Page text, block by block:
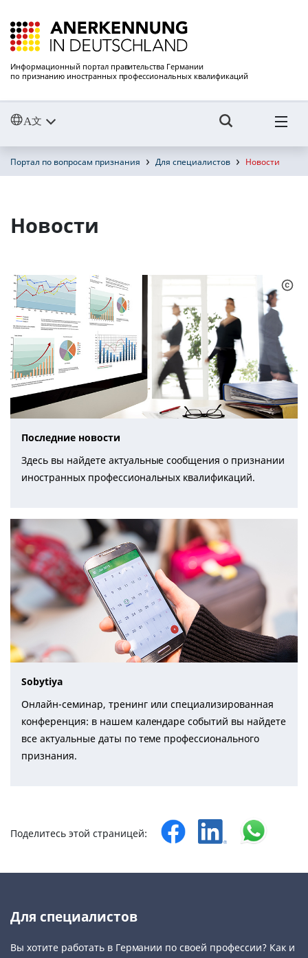
Информационный портал правительства Германии
по признанию иностранных профессиональных квалификаций
Портал по вопросам признания Для специалистов Новости
Новости
Последние новости
Здесь вы найдете актуальные сообщения о признании
иностранных профессиональных квалификаций.
Sobytiya
Онлайн-семинар, тренинг или специализированная
конференция: в нашем календаре событий вы найдете
все актуальные даты по теме профессионального
признания.
Поделитесь этой страницей:
Для специалистов
Вы хотите работать в Германии по своей профессии? Как и